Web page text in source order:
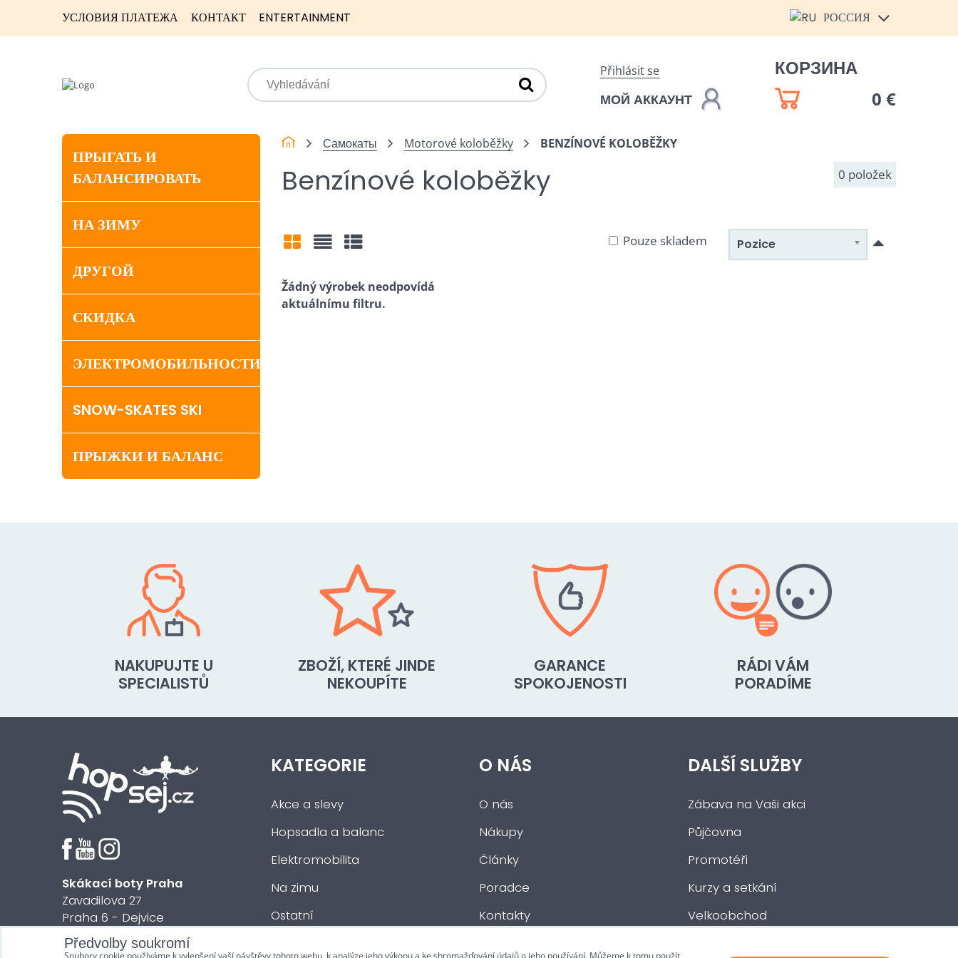
УСЛОВИЯ ПЛАТЕЖА КОНТАКТ ENTERTAINMENT РОССИЯ
Přihlásit se
МОЙ АККАУНТ
КОРЗИНА
0 €
ПРЫГАТЬ И
БАЛАНСИРОВАТЬ
НА ЗИМУ
ДРУГОЙ
СКИДКА
ЭЛЕКТРОМОБИЛЬНОСТИ
SNOW-SKATES SKI
ПРЫЖКИ И БАЛАНС
Самокаты Motorové koloběžky BENZÍNOVÉ KOLOBĚŽKY
Benzínové koloběžky 0 položek
Pozice
Pouze skladem
NAKUPUJTE U
SPECIALISTŮ
ZBOŽÍ, KTERÉ JINDE
NEKOUPÍTE
GARANCE
SPOKOJENOSTI
RÁDI VÁM
PORADÍME
Skákací boty Praha
Zavadilova 27
Praha 6 - Dejvice
© 2018 HOPsej.cz
KATEGORIE
Akce a slevy
Hopsadla a balanc
Elektromobilita
Na zimu
Ostatní
O NÁS
O nás
Nákupy
Články
Poradce
Kontakty
DALŠÍ SLUŽBY
Zábava na Vaši akci
Půjčovna
Promotéři
Kurzy a setkání
Velkoobchod
Předvolby soukromí
Soubory cookie používáme k vylepšení vaší návštěvy tohoto webu, k analýze jeho výkonu a ke shromažďování údajů o jeho používání. Můžeme k tomu použít